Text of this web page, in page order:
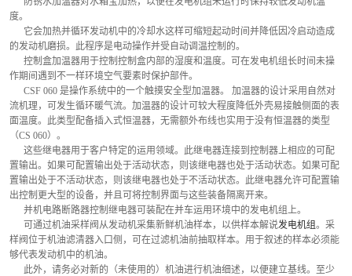
度。
它会加热并循环发动机中的冷却水这样可缩短起动时间并降低因冷启动造成
的发动机磨损。此程序是电动操作并受自动调温控制的。
控制盒加温器用于控制控制盒内部的湿度和温度。可在发电机组长时间未操
作期间遇到不一样环境空气要素时保护部件。
CSF 060 是操作系统中的一个触摸安全型加温器。 加温器的设计采用自然对
流机理，可发生循环暖气流。加温器的设计可较大程度降低外壳易接触侧面的表
面温度。此类型配备插入式恒温器，无需额外布线也实用于没有恒温器的类型
（CS 060）。
这些继电器用于客户特定的运用领域。此继电器连接到控制器上相应的可配
置输出。如果可配置输出处于活动状态，则该继电器也处于活动状态。如果可配
置输出处于不活动状态，则该继电器也处于不活动状态。此继电器允许可配置输
出控制更大型的设备，并且可将控制界面与这些装备隔离开来。
并机电路断路器控制继电器可装配在并车运用环境中的发电机组上。
可通过机油采样阀从发动机采集新鲜机油样本，以供样本解说发电机组。采
样阀位于机油滤清器入口侧，可在过滤机油前抽取样本。用于叙述的样本必须能
够代表发动机中的机油。
此外，请务必对新的（未使用的）机油进行机油细述，以便建立基线。至少